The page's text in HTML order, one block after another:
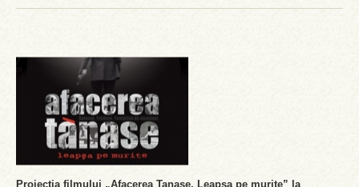
Proiectia filmului „Afacerea Tanase, Leapsa pe murite” la